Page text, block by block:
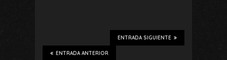
ENTRADA SIGUIENTE
ENTRADA ANTERIOR